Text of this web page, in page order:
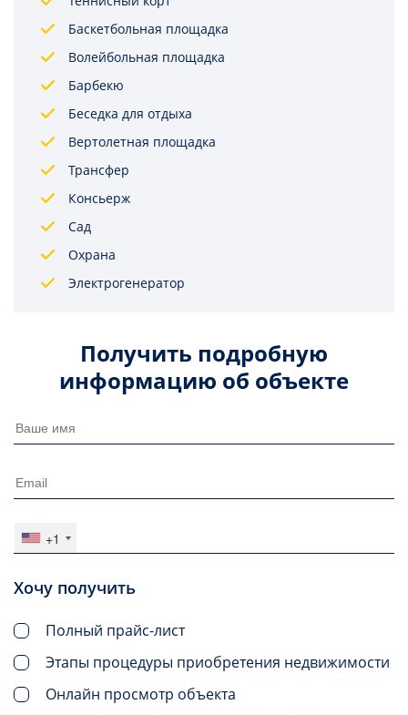
Баскетбольная площадка
Волейбольная площадка
Барбекю
Беседка для отдыха
Вертолетная площадка
Трансфер
Консьерж
Сад
Охрана
Электрогенератор
Получить подробную
информацию об объекте
+1
Хочу получить
Полный прайс-лист
Этапы процедуры приобретения недвижимости
Онлайн просмотр объекта